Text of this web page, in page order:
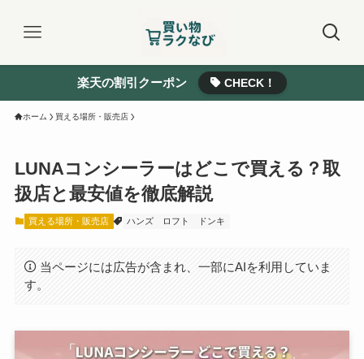
楽天の割引クーポン CHECK！
ホーム 買える場所・販売店
LUNAコンシーラーはどこで買える？取
扱店と最安値を徹底解説
買える場所・販売店 ハンズ ロフト ドンキ
当ページには広告が含まれ、一部にAIを利用していま
す。